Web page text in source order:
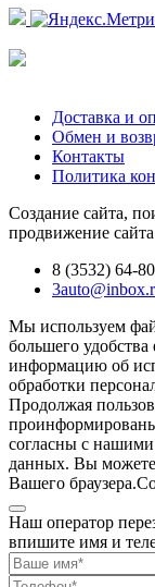
Доставка и
Обмен и
Контакты
Политика
Создание сайта,
продвижение
8 (3532) 64-
Мы используем
большего
информацию об
обработки
Продолжая
согласны с
данных. Вы
Вашего браузера.
Наш оператор
впишите имя и